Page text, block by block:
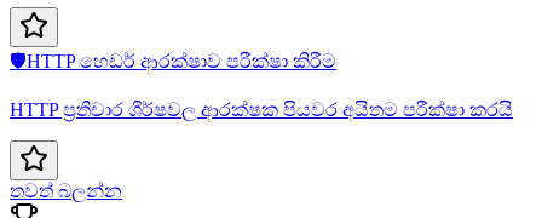
🛡️HTTP හෙඩර් ආරක්ෂාව පරීක්ෂා කිරීම
HTTP ප්‍රතිචාර ශීර්ෂවල ආරක්ෂක පියවර අයිතම පරීක්ෂා කරයි
තවත් බලන්න